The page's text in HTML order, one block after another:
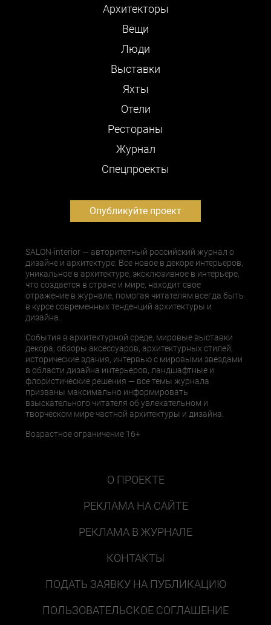
Архитекторы
Вещи
Люди
Выставки
Яхты
Отели
Рестораны
Журнал
Cпецпроекты
Опубликуйте проект
SALON-interior — авторитетный российский журнал о
дизайне и архитектуре. Все новое в декоре интерьеров,
уникальное в архитектуре, эксклюзивное в интерьере,
что создается в стране и мире, находит свое
отражение в журнале, помогая читателям всегда быть
в курсе современных тенденций архитектуры и
дизайна.
События в архитектурной среде, мировые выставки
декора, обзоры аксессуаров, архитектурных стилей,
исторические здания, интервью с мировыми звездами
в области дизайна интерьеров, ландшафтные и
флористические решения — все темы журнала
призваны максимально информировать
взыскательного читателя об увлекательном и
творческом мире частной архитектуры и дизайна.
Возрастное ограничение 16+
О ПРОЕКТЕ
РЕКЛАМА НА САЙТЕ
РЕКЛАМА В ЖУРНАЛЕ
КОНТАКТЫ
ПОДАТЬ ЗАЯВКУ НА ПУБЛИКАЦИЮ
ПОЛЬЗОВАТЕЛЬСКОЕ СОГЛАШЕНИЕ